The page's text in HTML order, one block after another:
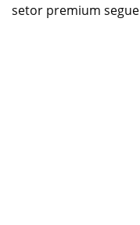
setor premium